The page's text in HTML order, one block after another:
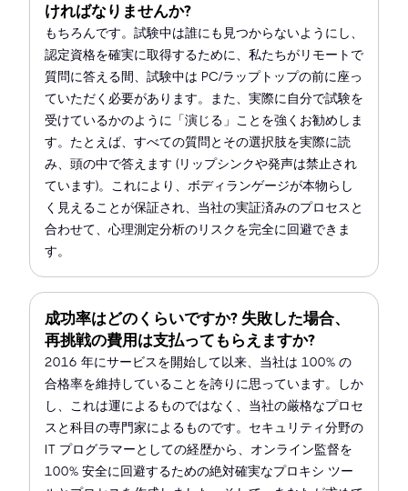
ければなりませんか?
もちろんです。試験中は誰にも見つからないようにし、
認定資格を確実に取得するために、私たちがリモートで
質問に答える間、試験中は PC/ラップトップの前に座っ
ていただく必要があります。また、実際に自分で試験を
受けているかのように「演じる」ことを強くお勧めしま
す。たとえば、すべての質問とその選択肢を実際に読
み、頭の中で答えます (リップシンクや発声は禁止され
ています)。これにより、ボディランゲージが本物らし
く見えることが保証され、当社の実証済みのプロセスと
合わせて、心理測定分析のリスクを完全に回避できま
す。
成功率はどのくらいですか? 失敗した場合、
再挑戦の費用は支払ってもらえますか?
2016 年にサービスを開始して以来、当社は 100% の
合格率を維持していることを誇りに思っています。しか
し、これは運によるものではなく、当社の厳格なプロセ
スと科目の専門家によるものです。セキュリティ分野の
IT プログラマーとしての経歴から、オンライン監督を
100% 安全に回避するための絶対確実なプロキシ ツー